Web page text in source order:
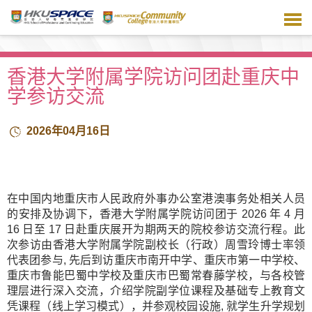
主
容香港大学附属学院访问团赴重庆中
学参访交流
2026年04月16日
在中国内地重庆市人民政府外事办公室港澳事务处相关人员
的安排及协调下，香港大学附属学院访问团于 2026 年 4 月
16 日至 17 日赴重庆展开为期两天的院校参访交流行程。此
次参访由香港大学附属学院副校长（行政）周雪玲博士率领
代表团参与, 先后到访重庆市南开中学、重庆市第一中学校、
重庆市鲁能巴蜀中学校及重庆市巴蜀常春藤学校，与各校管
理层进行深入交流，介绍学院副学位课程及基础专上教育文
凭课程（线上学习模式），并参观校园设施, 就学生升学规划